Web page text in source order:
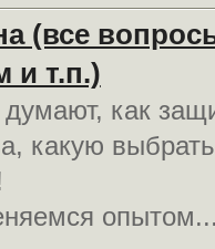
(все
и т.п.)
как
какую